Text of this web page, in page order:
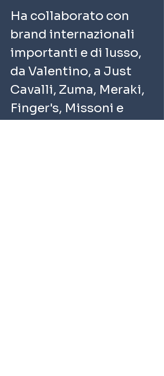
Ha collaborato con
brand internazionali
importanti e di lusso,
da Valentino, a Just
Cavalli, Zuma, Meraki,
Finger's, Missoni e